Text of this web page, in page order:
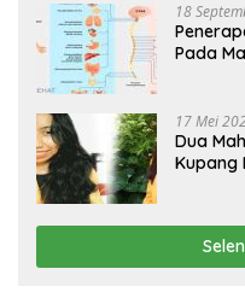
18
Pada
17 Mei
Dua
Kupang